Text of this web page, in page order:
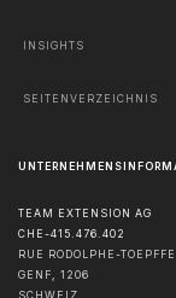
INSIGHTS
SEITENVERZEICHNIS
TEAM EXTENSION AG
CHE-415.476.402
RUE RODOLPHE-
GENF, 1206